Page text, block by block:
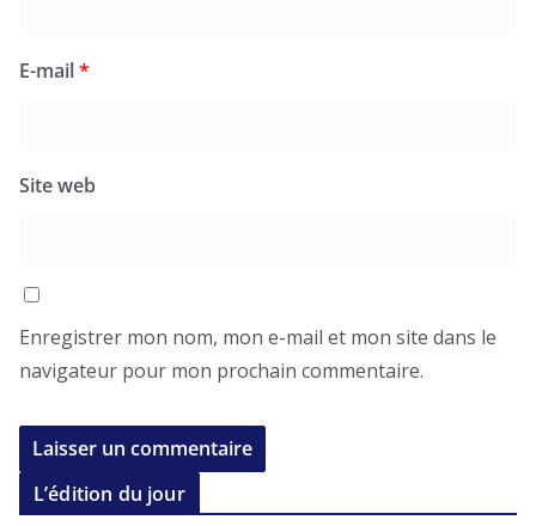
E-mail*
Site web
Enregistrer mon nom, mon e-mail et mon site dans le
navigateur pour mon prochain commentaire.
L’édition du jour